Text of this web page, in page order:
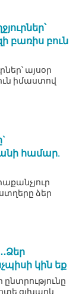
բառիս բուն
այսօր
իմաստով
համար.
ձեր
կին եք
գլխարկ